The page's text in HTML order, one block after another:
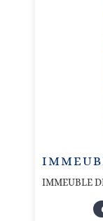
IMMEUBLE